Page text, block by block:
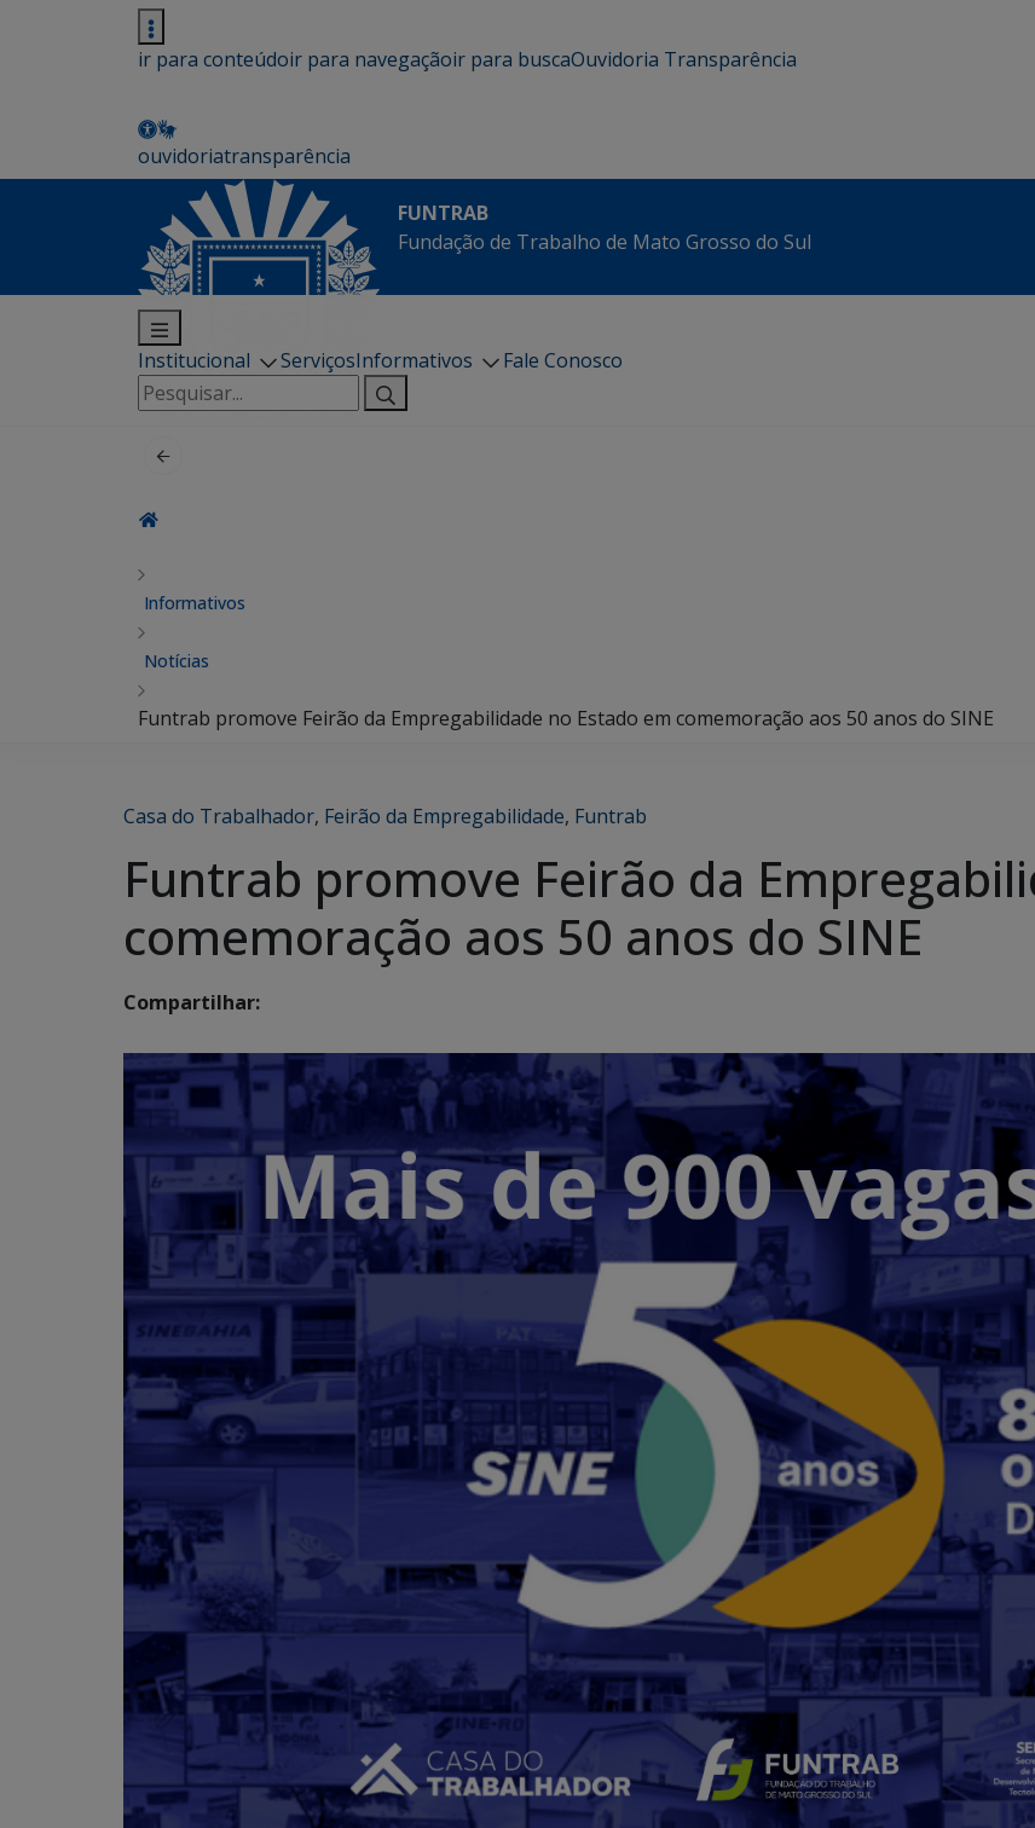
ir para conteúdoir para navegaçãoir para buscaOuvidoria Transparência
ouvidoriatransparência
FUNTRAB
Fundação de Trabalho de Mato Grosso do Sul
Institucional ServiçosInformativos
Fale Conosco
Pesquisar
por:
Informativos
Notícias
Funtrab promove Feirão da Empregabilidade no Estado em comemoração aos 50 anos do SINE
Casa do Trabalhador, Feirão da Empregabilidade, Funtrab
Funtrab promove Feirão da
comemoração aos 50 anos do SINE
Compartilhar: